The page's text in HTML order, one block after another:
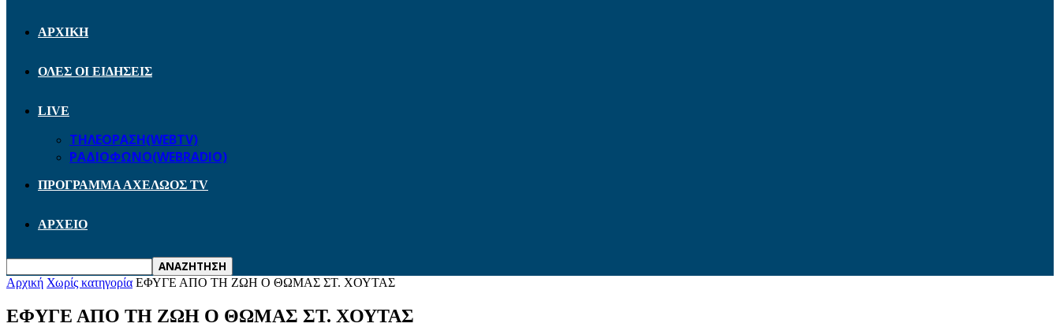
ΑΡΧΙΚΗ
ΟΛΕΣ ΟΙ ΕΙΔΗΣΕΙΣ
LIVE
ΤΗΛΕΟΡΑΣΗ(WEBTV)
ΡΑΔΙΟΦΩΝΟ(WEBRADIO)
ΠΡΟΓΡΑΜΜΑ ΑΧΕΛΩΟΣ TV
ΑΡΧΕΙΟ
Αρχική Χωρίς κατηγορία ΕΦΥΓΕ ΑΠΟ ΤΗ ΖΩΗ Ο ΘΩΜΑΣ ΣΤ. ΧΟΥΤΑΣ
ΕΦΥΓΕ ΑΠΟ ΤΗ ΖΩΗ Ο ΘΩΜΑΣ ΣΤ. ΧΟΥΤΑΣ